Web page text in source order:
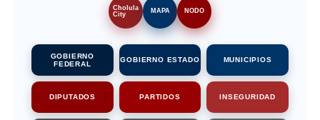
Cholula
City
MAPA NODO
GOBIERNO
FEDERAL
GOBIERNO ESTADO MUNICIPIOS
DIPUTADOS PARTIDOS INSEGURIDAD